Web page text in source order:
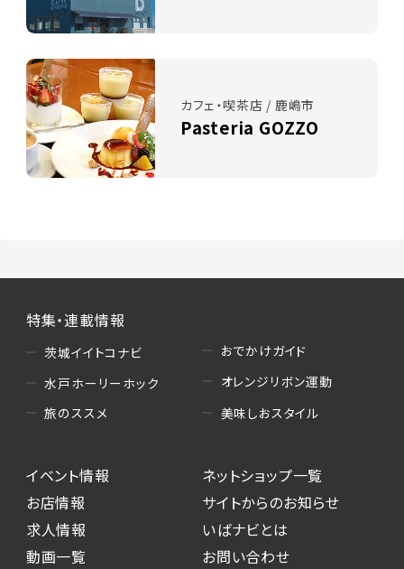
カフェ・喫茶店 / 鹿嶋市
Pasteria GOZZO
特集・連載情報
茨城イイトコナビ
水戸ホーリーホック
旅のススメ
おでかけガイド
オレンジリボン運動
美味しおスタイル
イベント情報
お店情報
求人情報
動画一覧
ネットショップ一覧
サイトからのお知らせ
いばナビとは
お問い合わせ